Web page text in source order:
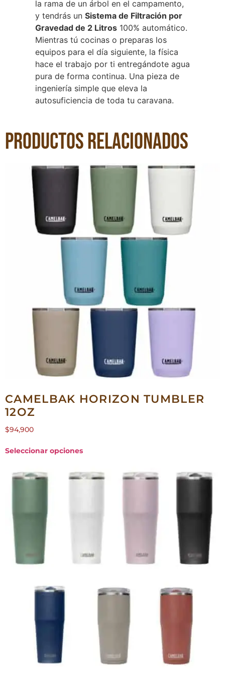
la rama de un árbol en el campamento,
y tendrás un Sistema de Filtración por
Gravedad de 2 Litros 100% automático.
Mientras tú cocinas o preparas los
equipos para el día siguiente, la física
hace el trabajo por ti entregándote agua
pura de forma continua. Una pieza de
ingeniería simple que eleva la
autosuficiencia de toda tu caravana.
Productos relacionados
CAMELBAK HORIZON TUMBLER
12OZ
$94,900
Seleccionar opciones